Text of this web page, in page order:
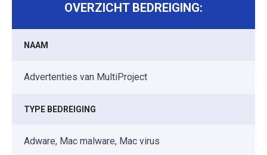
OVERZICHT BEDREIGING:
NAAM
Advertenties van MultiProject
TYPE BEDREIGING
Adware, Mac malware, Mac virus